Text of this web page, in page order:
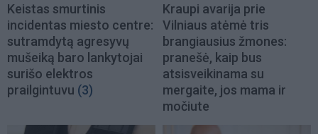
Keistas smurtinis
incidentas miesto centre:
sutramdytą agresyvų
mušeiką baro lankytojai
surišo elektros
prailgintuvu (3)
Kraupi avarija prie
Vilniaus atėmė tris
brangiausius žmones:
pranešė, kaip bus
atsisveikinama su
mergaite, jos mama ir
močiute